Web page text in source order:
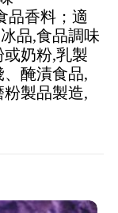
of 5
品香料；適
品,食品調味
奶粉,乳製
醃漬食品,
製品製造,